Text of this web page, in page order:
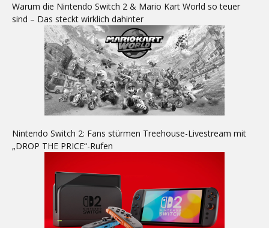
Warum die Nintendo Switch 2 & Mario Kart World so teuer
sind – Das steckt wirklich dahinter
Nintendo Switch 2: Fans stürmen Treehouse-Livestream mit
„DROP THE PRICE“-Rufen